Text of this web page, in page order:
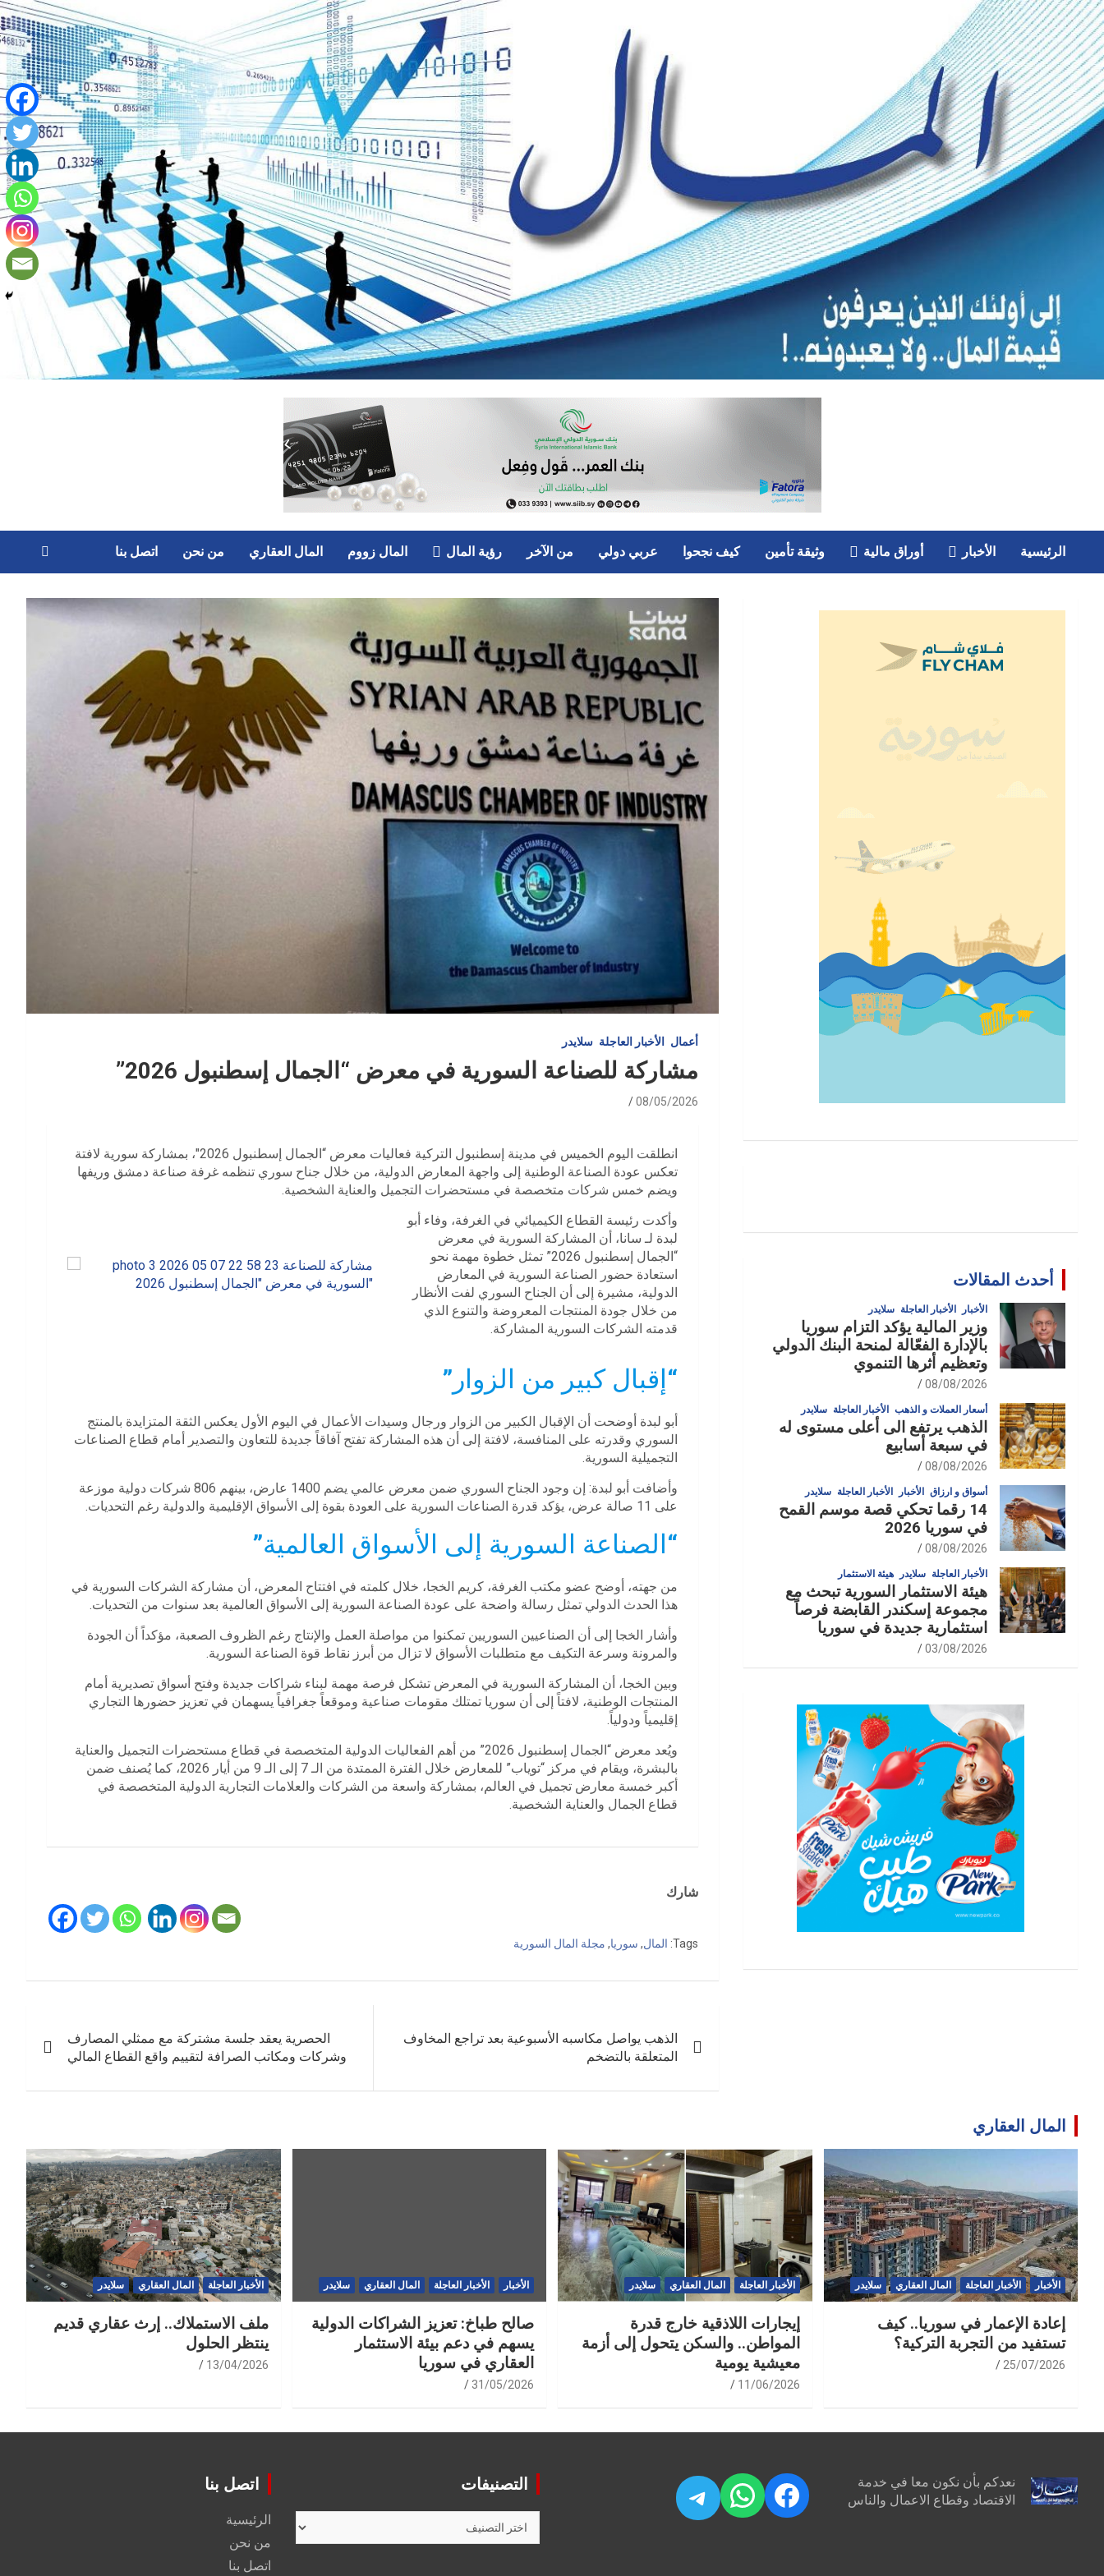
Skip
to
content
الرئيسية الأخبار أوراق مالية وثيقة تأمين كيف نجحوا عربي دولي من الآخر رؤية المال المال زووم المال العقاري من نحن اتصل بنا
أعمال الأخبار العاجلة سلايدر
مشاركة للصناعة السورية في معرض “الجمال إسطنبول 2026”
08/05/2026
انطلقت اليوم الخميس في مدينة إسطنبول التركية فعاليات معرض “الجمال إسطنبول 2026″، بمشاركة سورية لافتة
تعكس عودة الصناعة الوطنية إلى واجهة المعارض الدولية، من خلال جناح سوري تنظمه غرفة صناعة دمشق وريفها
ويضم خمس شركات متخصصة في مستحضرات التجميل والعناية الشخصية.
وأكدت رئيسة القطاع الكيميائي في الغرفة، وفاء أبو
لبدة لـ سانا، أن المشاركة السورية في معرض
“الجمال إسطنبول 2026” تمثل خطوة مهمة نحو
استعادة حضور الصناعة السورية في المعارض
الدولية، مشيرة إلى أن الجناح السوري لفت الأنظار
من خلال جودة المنتجات المعروضة والتنوع الذي
قدمته الشركات السورية المشاركة.
“إقبال كبير من الزوار”
أبو لبدة أوضحت أن الإقبال الكبير من الزوار ورجال وسيدات الأعمال في اليوم الأول يعكس الثقة المتزايدة بالمنتج
السوري وقدرته على المنافسة، لافتة إلى أن هذه المشاركة تفتح آفاقاً جديدة للتعاون والتصدير أمام قطاع الصناعات
التجميلية السورية.
وأضافت أبو لبدة: إن وجود الجناح السوري ضمن معرض عالمي يضم 1400 عارض، بينهم 806 شركات دولية موزعة
على 11 صالة عرض، يؤكد قدرة الصناعات السورية على العودة بقوة إلى الأسواق الإقليمية والدولية رغم التحديات.
“الصناعة السورية إلى الأسواق العالمية”
من جهته، أوضح عضو مكتب الغرفة، كريم الخجا، خلال كلمته في افتتاح المعرض، أن مشاركة الشركات السورية في
هذا الحدث الدولي تمثل رسالة واضحة على عودة الصناعة السورية إلى الأسواق العالمية بعد سنوات من التحديات.
وأشار الخجا إلى أن الصناعيين السوريين تمكنوا من مواصلة العمل والإنتاج رغم الظروف الصعبة، مؤكداً أن الجودة
والمرونة وسرعة التكيف مع متطلبات الأسواق لا تزال من أبرز نقاط قوة الصناعة السورية.
وبين الخجا، أن المشاركة السورية في المعرض تشكل فرصة مهمة لبناء شراكات جديدة وفتح أسواق تصديرية أمام
المنتجات الوطنية، لافتاً إلى أن سوريا تمتلك مقومات صناعية وموقعاً جغرافياً يسهمان في تعزيز حضورها التجاري
إقليمياً ودولياً.
ويُعد معرض “الجمال إسطنبول 2026” من أهم الفعاليات الدولية المتخصصة في قطاع مستحضرات التجميل والعناية
بالبشرة، ويقام في مركز “توياب” للمعارض خلال الفترة الممتدة من الـ 7 إلى الـ 9 من أيار 2026، كما يُصنف ضمن
أكبر خمسة معارض تجميل في العالم، بمشاركة واسعة من الشركات والعلامات التجارية الدولية المتخصصة في
قطاع الجمال والعناية الشخصية.
شارك
Tags: المال, سوريا, مجلة المال السورية
المقالات
الذهب يواصل مكاسبه الأسبوعية بعد تراجع المخاوف
المتعلقة بالتضخم
الحصرية يعقد جلسة مشتركة مع ممثلي المصارف
وشركات ومكاتب الصرافة لتقييم واقع القطاع المالي
أحدث المقالات
الأخبار الأخبار العاجلة سلايدر
وزير المالية يؤكد التزام سوريا
بالإدارة الفعّالة لمنحة البنك الدولي
وتعظيم أثرها التنموي
08/08/2026
أسعار العملات و الذهب الأخبار العاجلة سلايدر
الذهب يرتفع الى أعلى مستوى له
في سبعة أسابيع
08/08/2026
أسواق و ارزاق الأخبار الأخبار العاجلة سلايدر
14 رقما تحكي قصة موسم القمح
في سوريا 2026
08/08/2026
الأخبار العاجلة سلايدر هيئة الاستثمار
هيئة الاستثمار السورية تبحث مع
مجموعة إسكندر القابضة فرصاً
استثمارية جديدة في سوريا
03/08/2026
المال العقاري
الأخبار الأخبار العاجلة المال العقاري سلايدر
إعادة الإعمار في سوريا.. كيف
تستفيد من التجربة التركية؟
25/07/2026
الأخبار العاجلة المال العقاري سلايدر
إيجارات اللاذقية خارج قدرة
المواطن.. والسكن يتحول إلى أزمة
معيشية يومية
11/06/2026
الأخبار الأخبار العاجلة المال العقاري سلايدر
صالح طباخ: تعزيز الشراكات الدولية
يسهم في دعم بيئة الاستثمار
العقاري في سوريا
31/05/2026
الأخبار العاجلة المال العقاري سلايدر
ملف الاستملاك.. إرث عقاري قديم
ينتظر الحلول
13/04/2026
نعدكم بأن نكون معا في خدمة
الاقتصاد وقطاع الاعمال والناس
Facebook
WhatsApp
Telegram التصنيفات اتصل بنا
الرئيسية
من نحن
اتصل بنا